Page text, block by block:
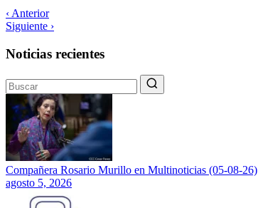
‹ Anterior
Siguiente ›
Noticias recientes
Compañera Rosario Murillo en Multinoticias (05-08-26)
agosto 5, 2026